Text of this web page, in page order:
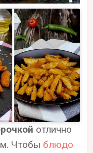
отлично
Чтобы блюдо